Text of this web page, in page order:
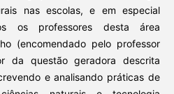
nas escolas, e em especial
os professores desta área
(encomendado pelo professor
da questão geradora descrita
e analisando práticas de